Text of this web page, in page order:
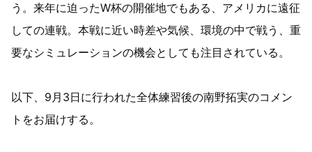
う。来年に迫ったW杯の開催地でもある、アメリカに遠征
しての連戦。本戦に近い時差や気候、環境の中で戦う、重
要なシミュレーションの機会としても注目されている。
以下、9月3日に行われた全体練習後の南野拓実のコメン
トをお届けする。